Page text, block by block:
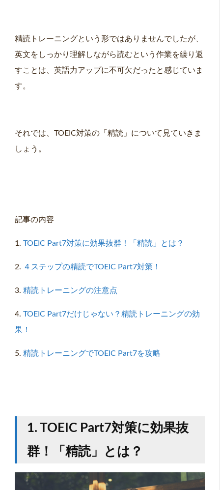
精読トレーニングという形ではありませんでしたが、
英文をしっかり理解しながら読むという作業を繰り返
すことは、英語力アップに不可欠だったと感じていま
す。
それでは、TOEIC対策の「精読」について見ていきま
しょう。
記事の内容
1. TOEIC Part7対策に効果抜群！「精読」とは？
2. ４ステップの精読でTOEIC Part7対策！
3. 精読トレーニングの注意点
4. TOEIC Part7だけじゃない？精読トレーニングの効
果！
5. 精読トレーニングでTOEIC Part7を攻略
1. TOEIC Part7対策に効果抜
群！「精読」とは？